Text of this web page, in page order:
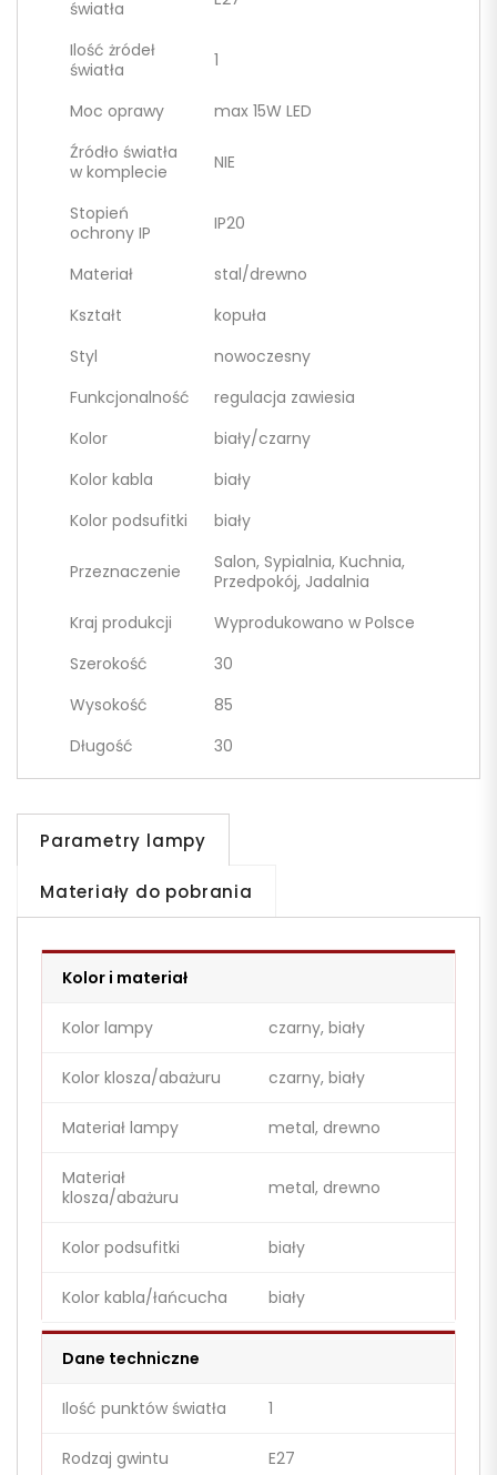
światła
Ilość żródeł
światła
1
Moc oprawy
max 15W LED
Źródło światła
w komplecie
NIE
Stopień
ochrony IP
IP20
Materiał
stal/drewno
Kształt
kopuła
Styl
nowoczesny
Funkcjonalność
regulacja zawiesia
Kolor
biały/czarny
Kolor kabla
biały
Kolor podsufitki
biały
Przeznaczenie
Salon, Sypialnia, Kuchnia,
Przedpokój, Jadalnia
Kraj produkcji
Wyprodukowano w Polsce
Szerokość
30
Wysokość
85
Długość
30
Parametry lampy
Materiały do pobrania
Kolor i materiał
Kolor lampy czarny, biały
Kolor klosza/abażuru czarny, biały
Materiał lampy metal, drewno
Materiał
klosza/abażuru
metal, drewno
Kolor podsufitki biały
Kolor kabla/łańcucha biały
Dane techniczne
Ilość punktów światła 1
Rodzaj gwintu E27